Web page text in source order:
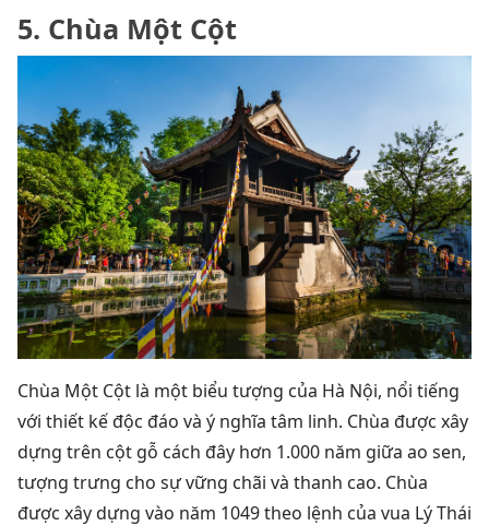
5. Chùa Một Cột
Chùa Một Cột là một biểu tượng của Hà Nội, nổi tiếng
với thiết kế độc đáo và ý nghĩa tâm linh. Chùa được xây
dựng trên cột gỗ cách đây hơn 1.000 năm giữa ao sen,
tượng trưng cho sự vững chãi và thanh cao. Chùa
được xây dựng vào năm 1049 theo lệnh của vua Lý Thái